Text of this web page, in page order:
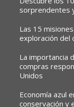
sorprendentes
Las 15
exploración del
La importancia
compras
Unidos
Economía azul
conservación y